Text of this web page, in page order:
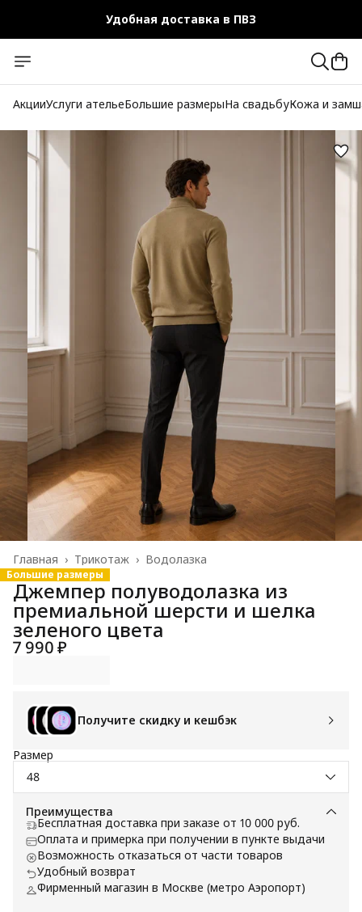
Официальный магазин
АкцииУслуги ательеБольшие размерыНа свадьбуКожа и
Водолазка
Трикотаж ›
Главная ›
Большие размеры
Джемпер полуводолазка из
премиальной шерсти и шелка
зеленого цвета
7 990 ₽
Получите скидку и кешбэк
Размер
48
Преимущества
Бесплатная доставка при заказе от 10 000 руб.
Оплата и примерка при получении в пункте выдачи
Возможность отказаться от части товаров
Удобный возврат
Фирменный магазин в Москве (метро Аэропорт)